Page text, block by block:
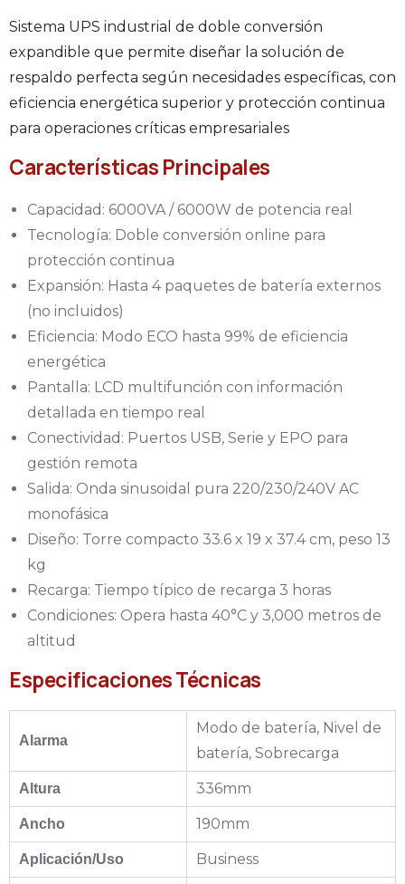
Sistema UPS industrial de doble conversión
expandible que permite diseñar la solución de
respaldo perfecta según necesidades específicas, con
eficiencia energética superior y protección continua
para operaciones críticas empresariales
Características Principales
Capacidad: 6000VA / 6000W de potencia real
Tecnología: Doble conversión online para
protección continua
Expansión: Hasta 4 paquetes de batería externos
(no incluidos)
Eficiencia: Modo ECO hasta 99% de eficiencia
energética
Pantalla: LCD multifunción con información
detallada en tiempo real
Conectividad: Puertos USB, Serie y EPO para
gestión remota
Salida: Onda sinusoidal pura 220/230/240V AC
monofásica
Diseño: Torre compacto 33.6 x 19 x 37.4 cm, peso 13
kg
Recarga: Tiempo típico de recarga 3 horas
Condiciones: Opera hasta 40°C y 3,000 metros de
altitud
Especificaciones Técnicas
Alarma
Modo de batería, Nivel de
batería, Sobrecarga
Altura 336mm
Ancho 190mm
Aplicación/Uso Business